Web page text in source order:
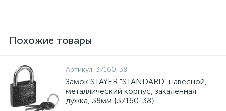
Похожие товары
Артикул: 37160-38
Замок STAYER "STANDARD" навесной,
металлический корпус, закаленная
дужка, 38мм {37160-38}